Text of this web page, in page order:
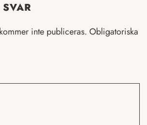
inte publiceras. Obligatoriska